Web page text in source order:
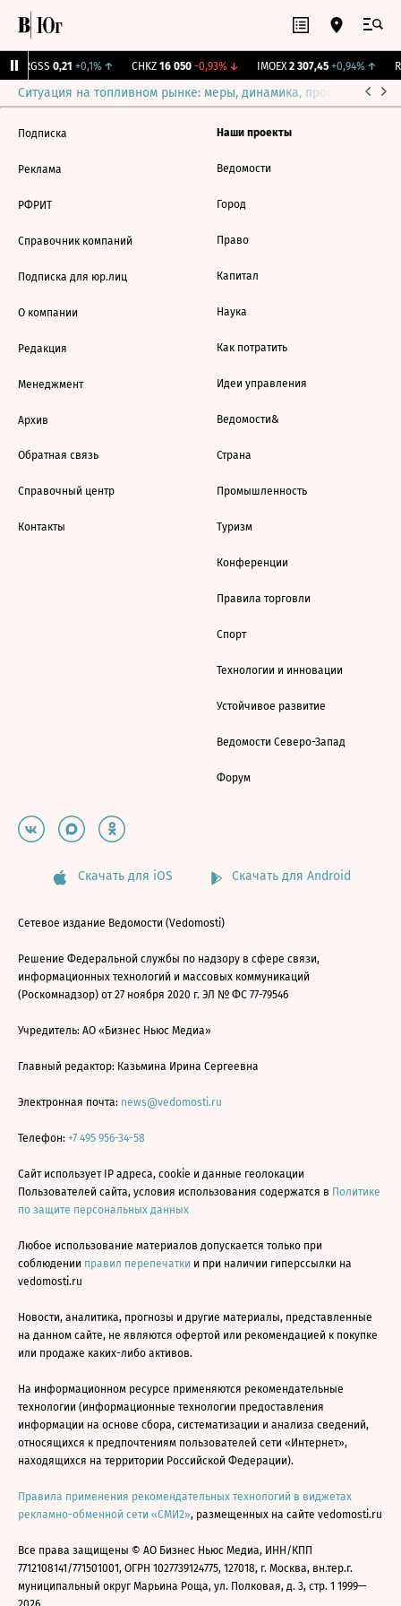
RGSS 0,21 +0,1%↑ CHKZ 16 050 -0,93%↓ IMOEX 2 307,45 +0,94%↑
Ситуация на топливном рынке: меры, динамика, прогнозы
Подписка
Реклама
РФРИТ
Справочник компаний
Подписка для юр.лиц
О компании
Редакция
Менеджмент
Архив
Обратная связь
Справочный центр
Контакты
Наши проекты
Ведомости
Город
Право
Капитал
Наука
Как потратить
Идеи управления
Ведомости&
Страна
Промышленность
Туризм
Конференции
Правила торговли
Спорт
Технологии и инновации
Устойчивое развитие
Ведомости Северо-Запад
Форум
Скачать для iOS Скачать для Android
Сетевое издание Ведомости (Vedomosti)
Решение Федеральной службы по надзору в сфере связи,
информационных технологий и массовых коммуникаций
(Роскомнадзор) от 27 ноября 2020 г. ЭЛ № ФС 77-79546
Учредитель: АО «Бизнес Ньюс Медиа»
Главный редактор: Казьмина Ирина Сергеевна
Электронная почта: news@vedomosti.ru
Телефон: +7 495 956-34-58
Сайт использует IP адреса, cookie и данные геолокации
Пользователей сайта, условия использования содержатся в Политике
по защите персональных данных
Любое использование материалов допускается только при
соблюдении правил перепечатки и при наличии гиперссылки на
vedomosti.ru
Новости, аналитика, прогнозы и другие материалы, представленные
на данном сайте, не являются офертой или рекомендацией к покупке
или продаже каких-либо активов.
На информационном ресурсе применяются рекомендательные
технологии (информационные технологии предоставления
информации на основе сбора, систематизации и анализа сведений,
относящихся к предпочтениям пользователей сети «Интернет»,
находящихся на территории Российской Федерации).
Правила применения рекомендательных технологий в виджетах
рекламно-обменной сети «СМИ2», размещенных на сайте vedomosti.ru
Все права защищены © АО Бизнес Ньюс Медиа, ИНН/КПП
7712108141/771501001, ОГРН 1027739124775, 127018, г. Москва, вн.тер.г.
муниципальный округ Марьина Роща, ул. Полковая, д. 3, стр. 1 1999—